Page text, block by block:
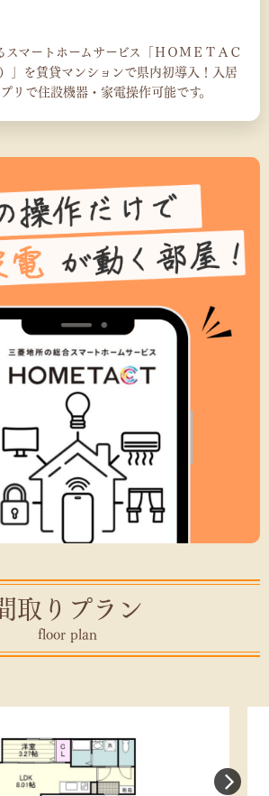
スマートホームサービス「ＨＯＭＥＴＡＣ
」を賃貸マンションで県内初導入！入居
リで住設機器・家電操作可能です。
取りプラン
floor plan